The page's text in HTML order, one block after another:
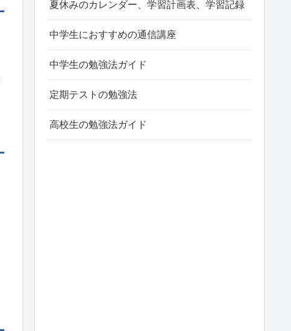
夏休みのカレンダー、学習計画表、学習記録
中学生におすすめの通信講座
中学生の勉強法ガイド
定期テストの勉強法
高校生の勉強法ガイド